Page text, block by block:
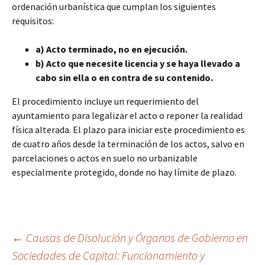
ordenación urbanística que cumplan los siguientes
requisitos:
a) Acto terminado, no en ejecución.
b) Acto que necesite licencia y se haya llevado a
cabo sin ella o en contra de su contenido.
El procedimiento incluye un requerimiento del
ayuntamiento para legalizar el acto o reponer la realidad
física alterada. El plazo para iniciar este procedimiento es
de cuatro años desde la terminación de los actos, salvo en
parcelaciones o actos en suelo no urbanizable
especialmente protegido, donde no hay límite de plazo.
Navegación
← Causas de Disolución y Órganos de Gobierno en
Sociedades de Capital: Funcionamiento y